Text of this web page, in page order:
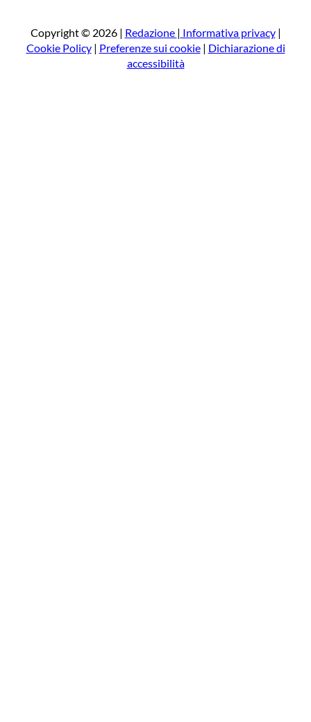
a
Copyright © 2026 | Redazione | Informativa privacy|
Cookie Policy| Preferenze sui cookie| Dichiarazione di
accessibilità